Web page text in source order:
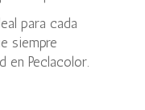
para cada
siempre
en Peclacolor.